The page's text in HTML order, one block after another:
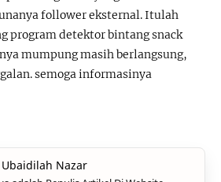
follower eksternal. Itulah
program detektor bintang snack
mumpung masih berlangsung,
semoga informasinya